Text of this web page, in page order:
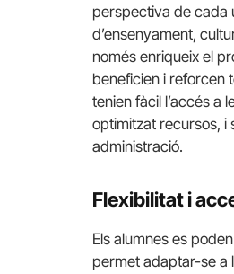
perspectiva de cada
d’ensenyament,
només enriqueix el
beneficien i reforcen
tenien fàcil l’accés a
optimitzat recursos, i
administració.
Flexibilitat i
Els alumnes es
permet adaptar-se a